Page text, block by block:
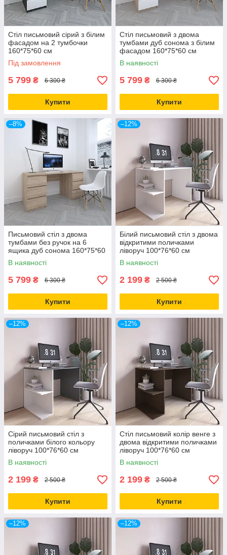
Стіл письмовий сірий з білим
фасадом на 2 тумбочки
160*75*60 см
Під замовлення
5 799 ₴ 6 300 ₴
Купити
Стіл письмовий з двома
тумбами дуб сонома з білим
фасадом 160*75*60 см
В наявності
5 799 ₴ 6 300 ₴
Купити
–8%
Письмовий стіл з двома
тумбами без ручок на 6
ящика дуб сонома 160*75*60
см
В наявності
5 799 ₴ 6 300 ₴
Купити
–12%
Білий письмовий стіл з двома
відкритими поличками
ліворуч 100*76*60 см
В наявності
2 199 ₴ 2 500 ₴
Купити
–12%
Сірий письмовий стіл з
поличками білого кольору
ліворуч 100*76*60 см
В наявності
2 199 ₴ 2 500 ₴
Купити
–12%
Стіл письмовий колір венге з
двома відкритими поличками
ліворуч 100*76*60 см
В наявності
2 199 ₴ 2 500 ₴
Купити
–12% –12%